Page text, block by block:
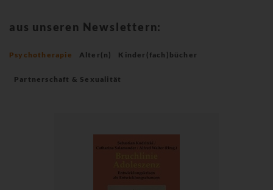
aus unseren Newslettern:
Psychotherapie Alter(n) Kinder(fach)bücher
Partnerschaft & Sexualität